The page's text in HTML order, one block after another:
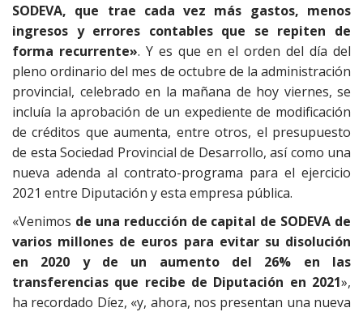
SODEVA, que trae cada vez más gastos, menos
ingresos y errores contables que se repiten de
forma recurrente». Y es que en el orden del día del
pleno ordinario del mes de octubre de la administración
provincial, celebrado en la mañana de hoy viernes, se
incluía la aprobación de un expediente de modificación
de créditos que aumenta, entre otros, el presupuesto
de esta Sociedad Provincial de Desarrollo, así como una
nueva adenda al contrato-programa para el ejercicio
2021 entre Diputación y esta empresa pública.
«Venimos de una reducción de capital de SODEVA de
varios millones de euros para evitar su disolución
en 2020 y de un aumento del 26% en las
transferencias que recibe de Diputación en 2021»,
ha recordado Díez, «y, ahora, nos presentan una nueva